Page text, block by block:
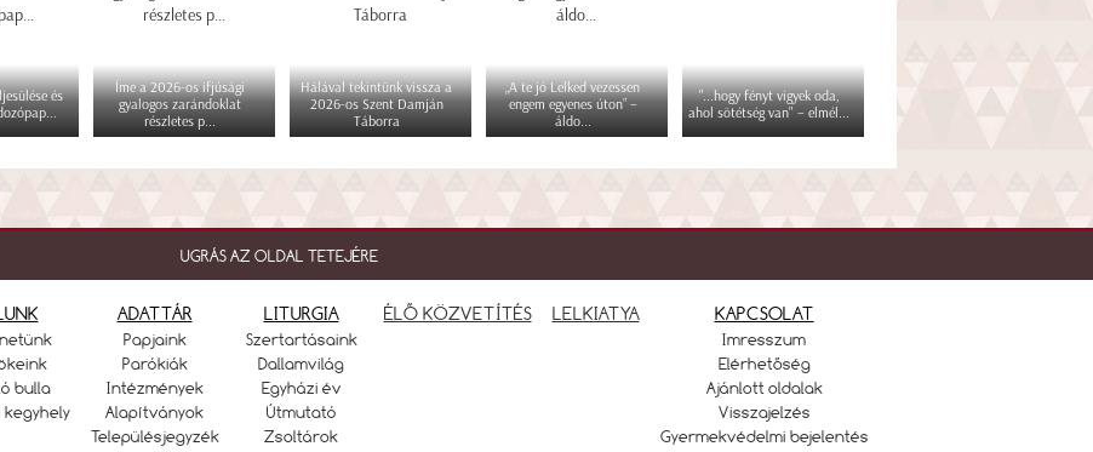
és
Íme a 2026-os ifjúsági
gyalogos zarándoklat
részletes p...
Hálával tekintünk vissza a
2026-os Szent Damján
Táborra
„A te jó Lelked vezessen
engem egyenes úton” –
áldo...
"...hogy fényt vigyek oda,
ahol sötétség van" – elmél...
UGRÁS AZ OLDAL TETEJÉRE
bulla
kegyhely
ADATTÁR
Papjaink
Parókiák
Intézmények
Alapítványok
Településjegyzék
LITURGIA
Szertartásaink
Dallamvilág
Egyházi év
Útmutató
Zsoltárok
ÉLŐ KÖZVETÍTÉS LELKIATYA KAPCSOLAT
Imresszum
Elérhetőség
Ajánlott oldalak
Visszajelzés
Gyermekvédelmi bejelentés